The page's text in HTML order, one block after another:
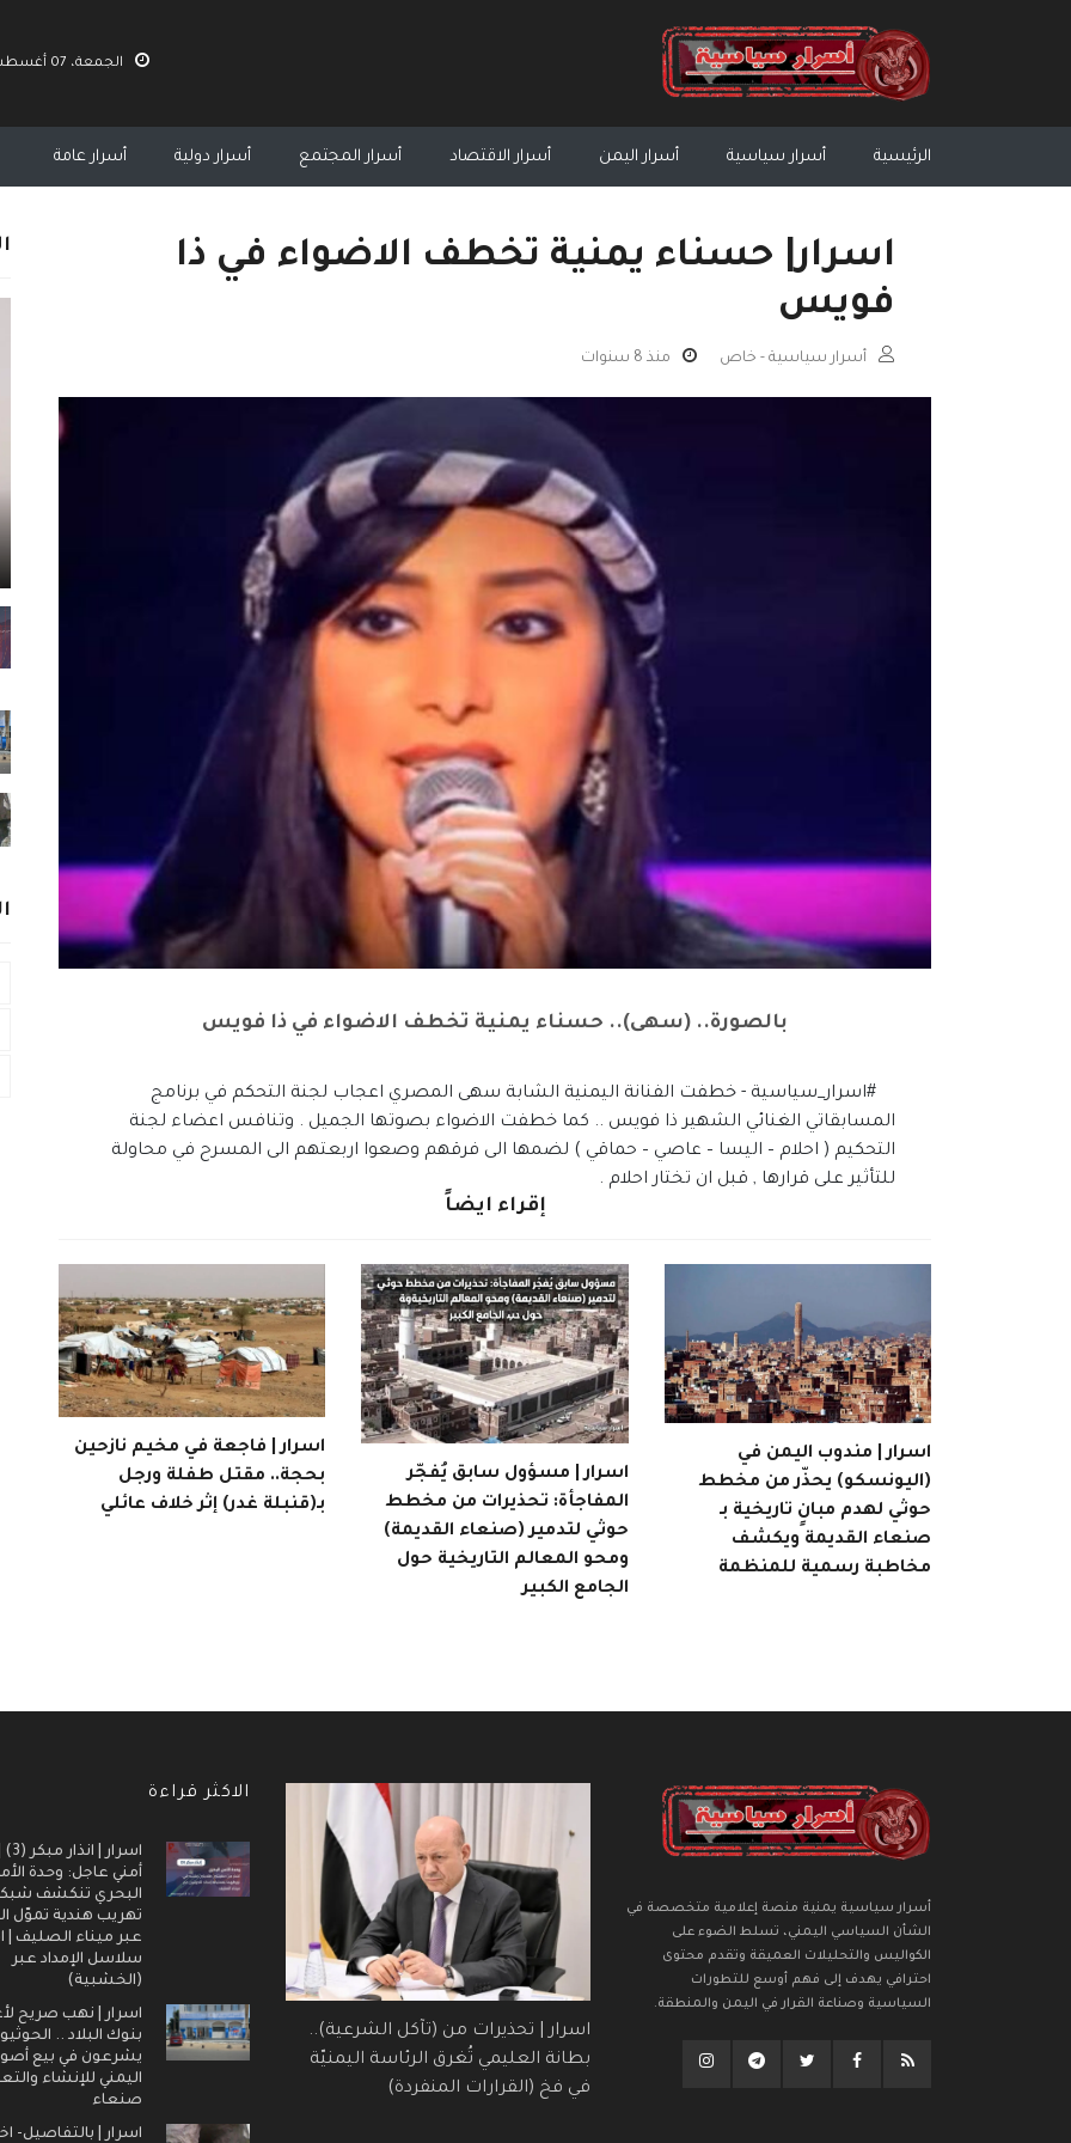
الجمعة، 07 أغسطس 2026 07:54 ص
الرئيسية أسرار سياسية أسرار اليمن أسرار الاقتصاد أسرار المجتمع أسرار دولية أسرار عامة
اسرار| حسناء يمنية تخطف الاضواء في ذا
فويس
أسرار سياسية - خاص منذ 8 سنوات
بالصورة.. (سهى).. حسناء يمنية تخطف الاضواء في ذا فويس
#اسرار_سياسية - خطفت الفنانة اليمنية الشابة سهى المصري اعجاب لجنة التحكم في برنامج
المسابقاتي الغنائي الشهير ذا فويس .. كما خطفت الاضواء بصوتها الجميل . وتنافس اعضاء لجنة
التحكيم ( احلام – اليسا – عاصي – حماقي ) لضمها الى فرقهم وصعوا اربعتهم الى المسرح في محاولة
للتأثير على قرارها , قبل ان تختار احلام .
إقراء ايضاً
اسرار | مندوب اليمن في
(اليونسكو) يحذّر من مخطط
حوثي لهدم مبانٍ تاريخية بـ
صنعاء القديمة ويكشف
مخاطبة رسمية للمنظمة
اسرار | مسؤول سابق يُفجّر
المفاجأة: تحذيرات من مخطط
حوثي لتدمير (صنعاء القديمة)
ومحو المعالم التاريخية حول
الجامع الكبير
اسرار | فاجعة في مخيم نازحين
بحجة.. مقتل طفلة ورجل
بـ(قنبلة غدر) إثر خلاف عائلي
أسرار سياسية يمنية منصة إعلامية متخصصة في
الشأن السياسي اليمني، تسلط الضوء على
الكواليس والتحليلات العميقة وتقدم محتوى
احترافي يهدف إلى فهم أوسع للتطورات
السياسية وصناعة القرار في اليمن والمنطقة.
اسرار | تحذيرات من (تآكل الشرعية)..
بطانة العليمي تُغرق الرئاسة اليمنيّة
في فخ (القرارات المنفردة)
الاكثر قراءة
أمني عاجل: وحدة
البحري تنكشف
تهريب هندية تموّل
عبر ميناء الصليف |
سلاسل الإمداد عبر
(الخشبية)
اسرار | نهب صريح
بنوك البلاد ..
يشرعون في بيع
اليمني للإنشاء
صنعاء
اسرار | بالتفاصيل-